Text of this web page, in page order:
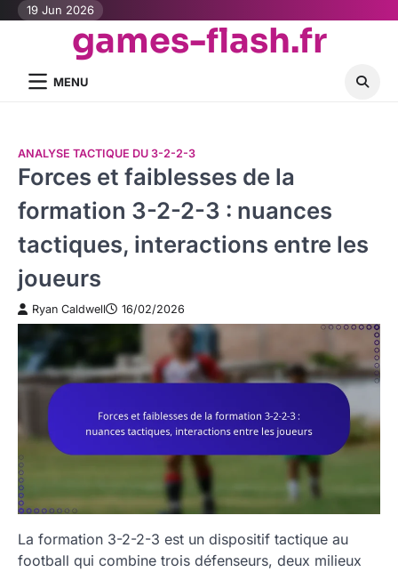
Skip19 Jun 2026
games-flash.fr
MENU
ANALYSE TACTIQUE DU 3-2-2-3
Forces et faiblesses de la
formation 3-2-2-3 : nuances
tactiques, interactions entre les
joueurs
Ryan Caldwell 16/02/2026
La formation 3-2-2-3 est un dispositif tactique au
football qui combine trois défenseurs, deux milieux